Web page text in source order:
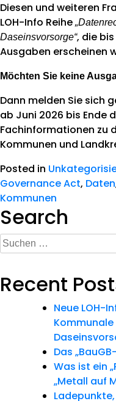
Diesen und weiteren
LOH-Info Reihe
Daseinsvorsorge“, die
Ausgaben erscheinen
Möchten Sie keine
Dann melden Sie sich
ab Juni 2026 bis Ende
Fachinformationen zu
Kommunen und
Posted in
Governance Act, Daten
Kommunen
Search
Suchen
nach:
Recent
Neue LOH-
Das
Was ist ein
„Metall auf